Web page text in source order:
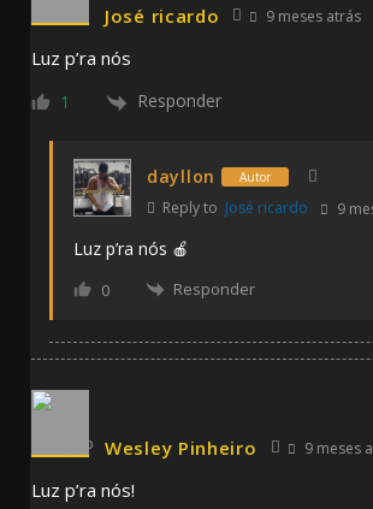
José ricardo 9 meses atrás
Luz p’ra nós
1 Responder
dayllon Autor
Reply to José ricardo 9
Luz p’ra nós 🍎
0 Responder
Wesley Pinheiro 9 meses
Luz p’ra nós!